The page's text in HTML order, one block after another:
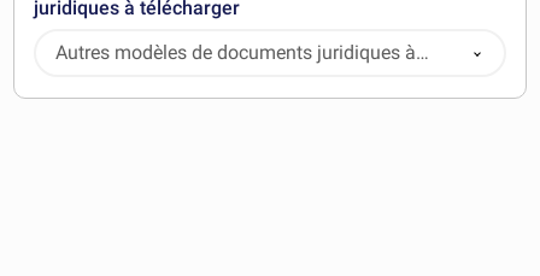
juridiques à télécharger
Autres modèles de documents juridiques à
télécharger